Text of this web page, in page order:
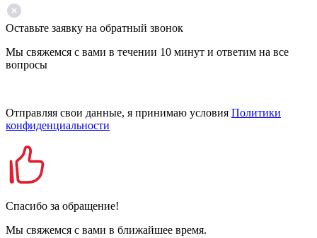
Оставьте заявку на обратный звонок
Мы свяжемся с вами в течении 10 минут и ответим на все
вопросы
Отправляя свои данные, я принимаю условия Политики
конфиденциальности
Спасибо за обращение!
Мы свяжемся с вами в ближайшее время.